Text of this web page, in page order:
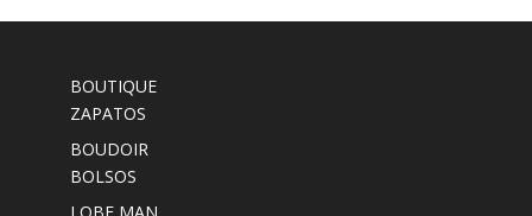
BOUTIQUE
ZAPATOS
BOUDOIR
BOLSOS